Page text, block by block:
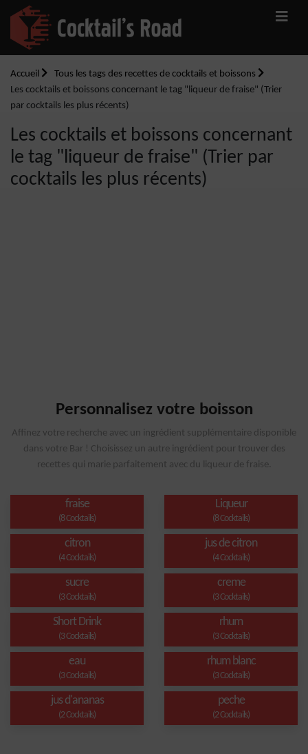
Accueil
Tous les tags des recettes de cocktails et boissons
Les cocktails et boissons concernant le tag "liqueur de fraise" (Trier
par cocktails les plus récents)
Les cocktails et boissons concernant
le tag "liqueur de fraise" (Trier par
cocktails les plus récents)
Personnalisez votre boisson
Affinez votre recherche avec un ingrédient supplémentaire disponible
dans votre Bar ! Choisissez un autre ingrédient pour trouver des
recettes qui marie parfaitement avec du liqueur de fraise.
fraise
(8 Cocktails)
Liqueur
(8 Cocktails)
citron
(4 Cocktails)
jus de citron
(4 Cocktails)
sucre
(3 Cocktails)
creme
(3 Cocktails)
Short Drink
(3 Cocktails)
rhum
(3 Cocktails)
eau
(3 Cocktails)
rhum blanc
(3 Cocktails)
jus d'ananas
(2 Cocktails)
peche
(2 Cocktails)